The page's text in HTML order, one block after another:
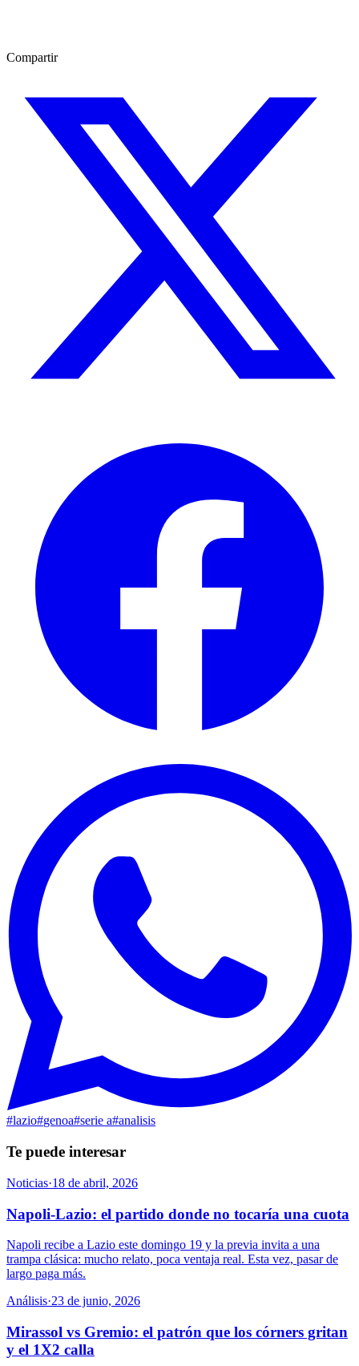
Compartir
#lazio#genoa#serie a#analisis
Te puede interesar
Noticias·18 de abril, 2026
Napoli-Lazio: el partido donde no tocaría una cuota
Napoli recibe a Lazio este domingo 19 y la previa invita a una
trampa clásica: mucho relato, poca ventaja real. Esta vez, pasar de
largo paga más.
Análisis·23 de junio, 2026
Mirassol vs Gremio: el patrón que los córners gritan
y el 1X2 calla